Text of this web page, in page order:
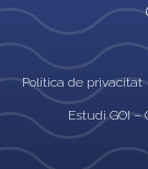
Política de privacitat
Estudi GOI –